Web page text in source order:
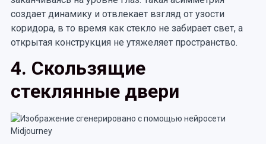
создает динамику и отвлекает взгляд от узости
коридора, в то время как стекло не забирает свет, а
открытая конструкция не утяжеляет пространство.
4. Скользящие
стеклянные двери